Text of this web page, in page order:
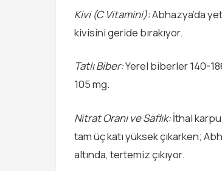
Kivi (C Vitamini):Abhazya’da
kivisini geride bırakıyor.
Tatlı Biber:Yerel biberler 140-
105 mg.
Nitrat Oranı ve Saflık:İthal
tam üç katı yüksek çıkarken;
altında, tertemiz çıkıyor.